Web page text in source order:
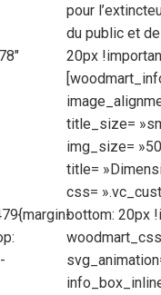
pour
du public et
20px
title_size=
img_size=
title=
css=
bottom: 20px